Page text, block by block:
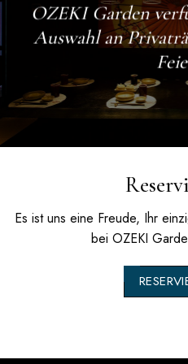
OZEKI Garden
Auswahl an
Es ist uns eine Freude, Ihr
bei OZEKI